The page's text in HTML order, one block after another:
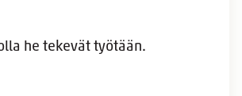
he tekevät työtään.